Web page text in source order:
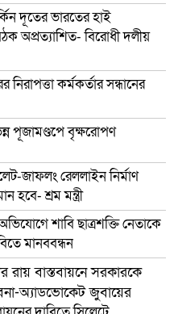
দূতের ভারতের হাই
অপ্রত্যাশিত- বিরোধী দলীয়
নিরাপত্তা কর্মকর্তার সন্ধানের
পূজামণ্ডপে বৃক্ষরোপণ
জাফলং রেললাইন নির্মাণ
হবে- শ্রম মন্ত্রী
শাবি ছাত্রশক্তি নেতাকে
মানববন্ধন
রায় বাস্তবায়নে সরকারকে
অ্যাডভোকেট জুবায়ের